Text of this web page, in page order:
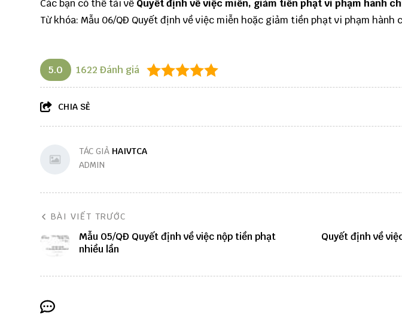
Các bạn có thể tải về Quyết định về việc miễn, giảm tiền phạt vi phạm hành
Từ khóa: Mẫu 06/QĐ Quyết định về việc miễn hoặc giảm tiền phạt vi phạm hành
5.0 1622 Đánh giá
CHIA SẺ
TÁC GIẢ HAIVTCA
ADMIN
BÀI VIẾT TRƯỚC
Mẫu 05/QĐ Quyết định về việc nộp tiền phạt
nhiều lần
Quyết định về